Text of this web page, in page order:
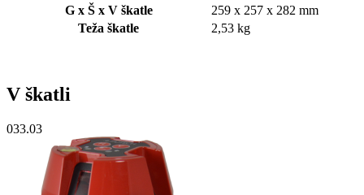
G x Š x V škatle
259 x 257 x 282 mm
Teža škatle
2,53 kg
V škatli
033.03